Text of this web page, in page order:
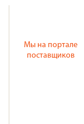
Мы на портале
поставщиков